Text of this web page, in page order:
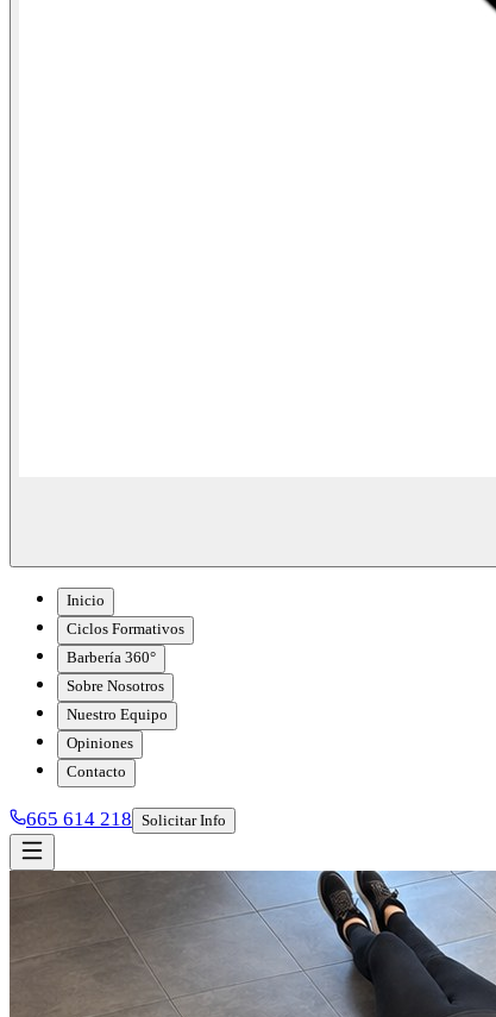
Inicio
Ciclos Formativos
Barbería 360°
Sobre Nosotros
Nuestro Equipo
Opiniones
Contacto
665 614 218 Solicitar Info